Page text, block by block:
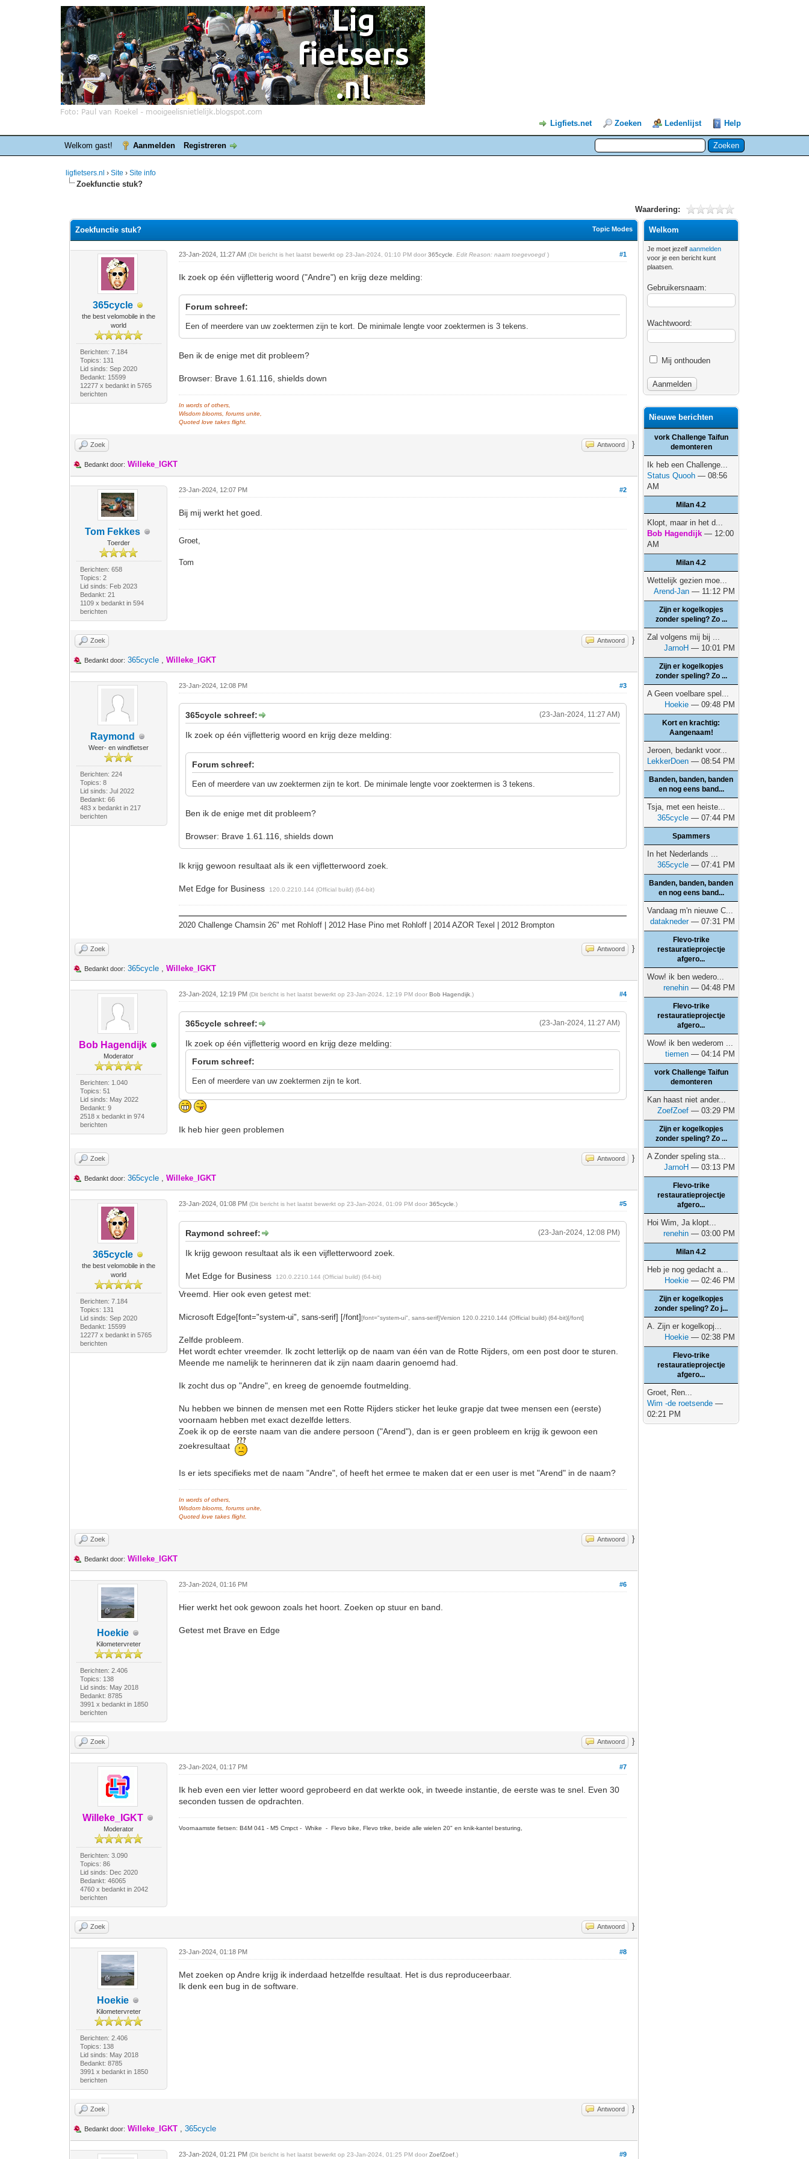
Ligfiets.net Zoeken Ledenlijst Help
Welkom gast! Aanmelden Registreren
ligfietsers.nl ›Site›Site info
Zoekfunctie stuk?
Waardering:
Topic Modes
Zoekfunctie stuk?
365cycle
the best velomobile in the
world
Berichten: 7.184
Topics: 131
Lid sinds: Sep 2020
Bedankt: 15599
12277 x bedankt in 5765
berichten
#1
23-Jan-2024, 11:27 AM(Dit bericht is het laatst bewerkt op 23-Jan-2024, 01:10 PM door365cycle Edit Reason: naam toegevoegd )
Ik zoek op één vijfletterig woord ("Andre") en krijg deze melding:
Forum schreef:
Een of meerdere van uw zoektermen zijn te kort. De minimale lengte voor zoektermen is 3 tekens.
Ben ik de enige met dit probleem?
Browser: Brave 1.61.116, shields down
In words of others,
Wisdom blooms, forums unite,
Quoted love takes flight.
Zoek Antwoord }
Bedankt door: Willeke_IGKT
Tom Fekkes
Toerder
Berichten: 658
Topics: 2
Lid sinds: Feb 2023
Bedankt: 21
1109 x bedankt in 594
berichten
#2
23-Jan-2024, 12:07 PM
Bij mij werkt het goed.
Groet,
Tom
Zoek Antwoord }
Bedankt door: 365cycle ,Willeke_IGKT
Raymond
Weer- en windfietser
Berichten: 224
Topics: 8
Lid sinds: Jul 2022
Bedankt: 66
483 x bedankt in 217
berichten
#3
23-Jan-2024, 12:08 PM
(23-Jan-2024, 11:27 AM)
365cycle schreef:
Ik zoek op één vijfletterig woord en krijg deze melding:
Forum schreef:
Een of meerdere van uw zoektermen zijn te kort. De minimale lengte voor zoektermen is 3 tekens.
Ben ik de enige met dit probleem?
Browser: Brave 1.61.116, shields down
Ik krijg gewoon resultaat als ik een vijfletterwoord zoek.
Met Edge for Business 120.0.2210.144 (Official build) (64-bit)
2020 Challenge Chamsin 26" met Rohloff | 2012 Hase Pino met Rohloff | 2014 AZOR Texel | 2012 Brompton
Zoek Antwoord }
Bedankt door: 365cycle ,Willeke_IGKT
Bob Hagendijk
Moderator
Berichten: 1.040
Topics: 51
Lid sinds: May 2022
Bedankt: 9
2518 x bedankt in 974
berichten
#4
23-Jan-2024, 12:19 PM(Dit bericht is het laatst bewerkt op 23-Jan-2024, 12:19 PM doorBob Hagendijk .)
(23-Jan-2024, 11:27 AM)
365cycle schreef:
Ik zoek op één vijfletterig woord en krijg deze melding:
Forum schreef:
Een of meerdere van uw zoektermen zijn te kort.
Ik heb hier geen problemen
Zoek Antwoord }
Bedankt door: 365cycle ,Willeke_IGKT
365cycle
the best velomobile in the
world
Berichten: 7.184
Topics: 131
Lid sinds: Sep 2020
Bedankt: 15599
12277 x bedankt in 5765
berichten
#5
23-Jan-2024, 01:08 PM(Dit bericht is het laatst bewerkt op 23-Jan-2024, 01:09 PM door365cycle .)
(23-Jan-2024, 12:08 PM)
Raymond schreef:
Ik krijg gewoon resultaat als ik een vijfletterwoord zoek.
Met Edge for Business 120.0.2210.144 (Official build) (64-bit)
Vreemd. Hier ook even getest met:
Microsoft Edge[font="system-ui", sans-serif] [/font][font="system-ui", sans-serif]Version 120.0.2210.144 (Official build) (64-bit)[/font]
Zelfde probleem.
Het wordt echter vreemder. Ik zocht letterlijk op de naam van één van de Rotte Rijders, om een post door te sturen.
Meende me namelijk te herinneren dat ik zijn naam daarin genoemd had.
Ik zocht dus op "Andre", en kreeg de genoemde foutmelding.
Nu hebben we binnen de mensen met een Rotte Rijders sticker het leuke grapje dat twee mensen een (eerste)
voornaam hebben met exact dezelfde letters.
Zoek ik op de eerste naam van die andere persoon ("Arend"), dan is er geen probleem en krijg ik gewoon een
zoekresultaat
Is er iets specifieks met de naam "Andre", of heeft het ermee te maken dat er een user is met "Arend" in de naam?
In words of others,
Wisdom blooms, forums unite,
Quoted love takes flight.
Zoek Antwoord }
Bedankt door: Willeke_IGKT
Hoekie
Kilometervreter
Berichten: 2.406
Topics: 138
Lid sinds: May 2018
Bedankt: 8785
3991 x bedankt in 1850
berichten
#6
23-Jan-2024, 01:16 PM
Hier werkt het ook gewoon zoals het hoort. Zoeken op stuur en band.
Getest met Brave en Edge
Zoek Antwoord }
Willeke_IGKT
Moderator
Berichten: 3.090
Topics: 86
Lid sinds: Dec 2020
Bedankt: 46065
4760 x bedankt in 2042
berichten
#7
23-Jan-2024, 01:17 PM
Ik heb even een vier letter woord geprobeerd en dat werkte ook, in tweede instantie, de eerste was te snel. Even 30
seconden tussen de opdrachten.
Voornaamste fietsen: B4M 041 - M5 Cmpct - Whike - Flevo bike, Flevo trike, beide alle wielen 20" en knik-kantel besturing,
Zoek Antwoord }
Hoekie
Kilometervreter
Berichten: 2.406
Topics: 138
Lid sinds: May 2018
Bedankt: 8785
3991 x bedankt in 1850
berichten
#8
23-Jan-2024, 01:18 PM
Met zoeken op Andre krijg ik inderdaad hetzelfde resultaat. Het is dus reproduceerbaar.
Ik denk een bug in de software.
Zoek Antwoord }
Bedankt door: Willeke_IGKT ,365cycle
#9
23-Jan-2024, 01:21 PM(Dit bericht is het laatst bewerkt op 23-Jan-2024, 01:25 PM doorZoefZoef .)
Welkom
Je moet jezelfaanmelden
voor je een bericht kunt
plaatsen.
Gebruikersnaam:
Wachtwoord:
Mij onthouden
Nieuwe berichten
vork Challenge Taifun
demonteren
Ik heb een Challenge...
Status Quooh — 08:56
AM
Milan 4.2
Klopt, maar in het d...
Bob Hagendijk — 12:00
AM
Milan 4.2
Wettelijk gezien moe...
Arend-Jan — 11:12 PM
Zijn er kogelkopjes
zonder speling? Zo ...
Zal volgens mij bij ...
JarnoH — 10:01 PM
Zijn er kogelkopjes
zonder speling? Zo ...
A Geen voelbare spel...
Hoekie — 09:48 PM
Kort en krachtig:
Aangenaam!
Jeroen, bedankt voor...
LekkerDoen — 08:54 PM
Banden, banden, banden
en nog eens band...
Tsja, met een heiste...
365cycle — 07:44 PM
Spammers
In het Nederlands ...
365cycle — 07:41 PM
Banden, banden, banden
en nog eens band...
Vandaag m'n nieuwe C...
datakneder— 07:31 PM
Flevo-trike
restauratieprojectje
afgero...
Wow! ik ben wedero...
renehin — 04:48 PM
Flevo-trike
restauratieprojectje
afgero...
Wow! ik ben wederom ...
tiemen — 04:14 PM
vork Challenge Taifun
demonteren
Kan haast niet ander...
ZoefZoef — 03:29 PM
Zijn er kogelkopjes
zonder speling? Zo ...
A Zonder speling sta...
JarnoH — 03:13 PM
Flevo-trike
restauratieprojectje
afgero...
Hoi Wim, Ja klopt...
renehin — 03:00 PM
Milan 4.2
Heb je nog gedacht a...
Hoekie — 02:46 PM
Zijn er kogelkopjes
zonder speling? Zo j...
A. Zijn er kogelkopj...
Hoekie — 02:38 PM
Flevo-trike
restauratieprojectje
afgero...
Groet, Ren...
Wim -de roetsende —
02:21 PM